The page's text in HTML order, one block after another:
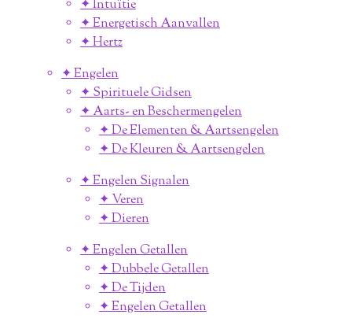
✦ Intuïtie
✦ Energetisch Aanvallen
✦ Hertz
✦ Engelen
✦ Spirituele Gidsen
✦ Aarts- en Beschermengelen
✦ De Elementen & Aartsengelen
✦ De Kleuren & Aartsengelen
✦ Engelen Signalen
✦ Veren
✦ Dieren
✦ Engelen Getallen
✦ Dubbele Getallen
✦ De Tijden
✦ Engelen Getallen